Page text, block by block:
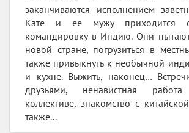
заканчиваются исполнением
Кате и ее мужу приходится
командировку в Индию. Они
новой стране, погрузиться в
также привыкнуть к необычной
и кухне. Выжить, наконец…
друзьями, ненавистная
коллективе, знакомство с
также...